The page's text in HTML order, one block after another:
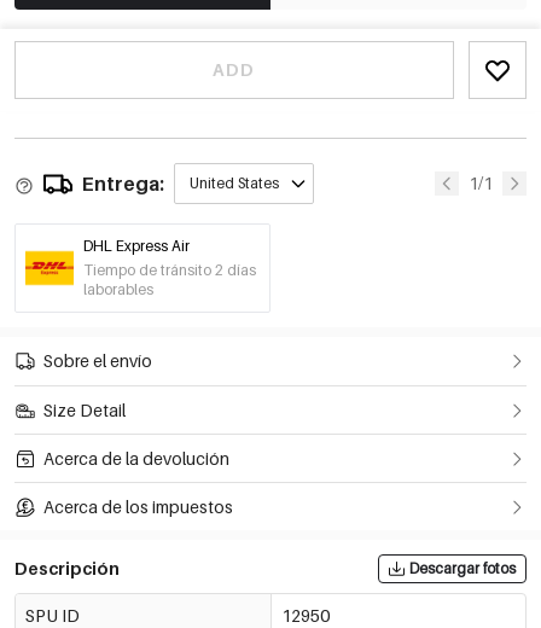
ADD
Entrega: United States 1/1
DHL Express Air
Tiempo de tránsito 2 días
laborables
Sobre el envío
Size Detail
Acerca de la devolución
Acerca de los impuestos
Descripción Descargar fotos
SPU ID 12950